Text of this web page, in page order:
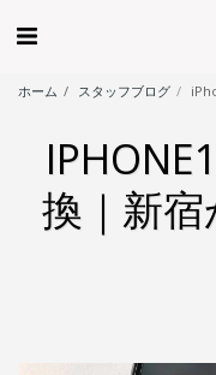
ホーム スタッフブログ
換｜新